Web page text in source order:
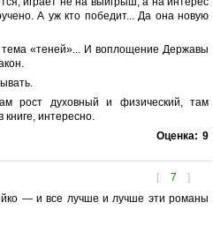
А уж кто победит... Да она новую
тема «теней»... И воплощение Державы
рост духовный и физический, там
интересно.
Оценка: 9
[ 7 ]
— и все лучше и лучше эти романы